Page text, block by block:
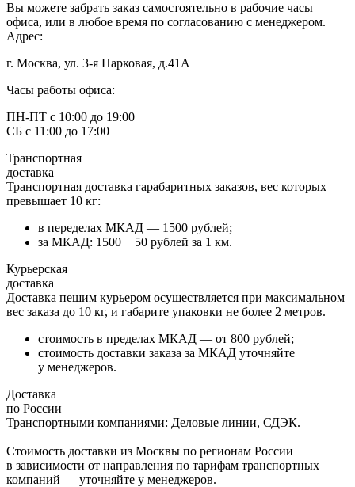
Вы можете забрать заказ самостоятельно в рабочие часы
офиса, или в любое время по согласованию с менеджером.
Адрес:
г. Москва, ул. 3-я Парковая, д.41А
Часы работы офиса:
ПН-ПТ с 10:00 до 19:00
СБ с 11:00 до 17:00
Транспортная
доставка
Транспортная доставка гарабаритных заказов, вес которых
превышает 10 кг:
в переделах МКАД — 1500 рублей;
за МКАД: 1500 + 50 рублей за 1 км.
Курьерская
доставка
Доставка пешим курьером осуществляется при максимальном
вес заказа до 10 кг, и габарите упаковки не более 2 метров.
стоимость в пределах МКАД — от 800 рублей;
стоимость доставки заказа за МКАД уточняйте
у менеджеров.
Доставка
по России
Транспортными компаниями: Деловые линии, СДЭК.
Стоимость доставки из Москвы по регионам России
в зависимости от направления по тарифам транспортных
компаний — уточняйте у менеджеров.